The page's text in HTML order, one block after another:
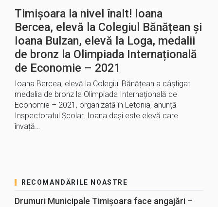
Timișoara la nivel înalt! Ioana
Bercea, elevă la Colegiul Bănățean și
Ioana Bulzan, elevă la Loga, medalii
de bronz la Olimpiada Internațională
de Economie – 2021
Ioana Bercea, elevă la Colegiul Bănățean a câștigat
medalia de bronz la Olimpiada Internațională de
Economie – 2021, organizată în Letonia, anunță
Inspectoratul Școlar. Ioana deși este elevă care
învață…
RECOMANDĂRILE NOASTRE
Drumuri Municipale Timișoara face angajări –